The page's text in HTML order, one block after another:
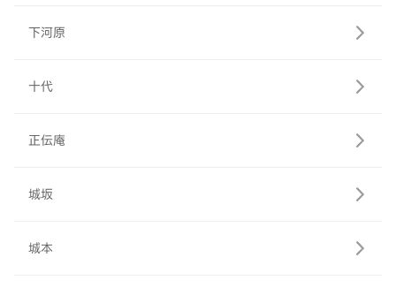
下河原
十代
正伝庵
城坂
城本